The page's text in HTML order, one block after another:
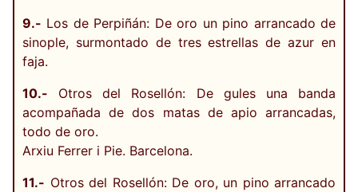
9.- Los de Perpiñán: De oro un pino arrancado de
sinople, surmontado de tres estrellas de azur en
faja.
10.- Otros del Rosellón: De gules una banda
acompañada de dos matas de apio arrancadas,
todo de oro.
Arxiu Ferrer i Pie. Barcelona.
11.- Otros del Rosellón: De oro, un pino arrancado